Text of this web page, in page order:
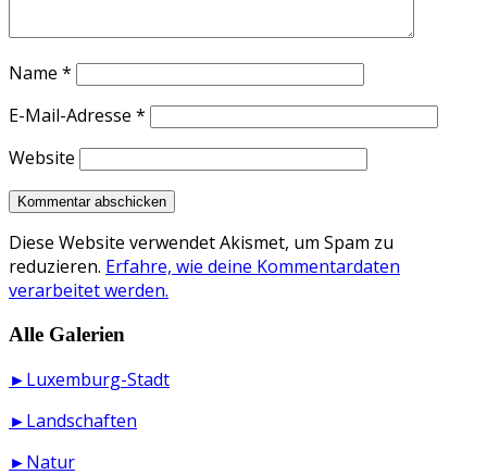
Name *
E-Mail-Adresse *
Website
Diese Website verwendet Akismet, um Spam zu
reduzieren. Erfahre, wie deine Kommentardaten
verarbeitet werden.
Alle Galerien
►Luxemburg-Stadt
►Landschaften
►Natur